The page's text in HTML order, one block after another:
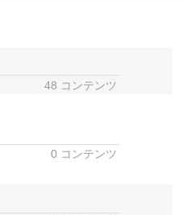
48 コンテンツ
0 コンテンツ